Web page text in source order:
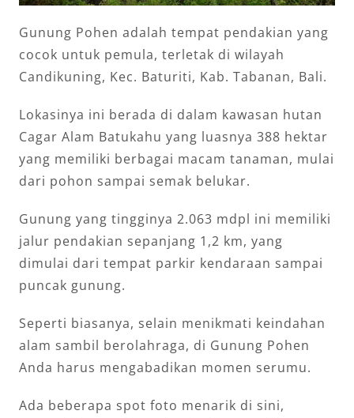
Gunung Pohen adalah tempat pendakian yang
cocok untuk pemula, terletak di wilayah
Candikuning, Kec. Baturiti, Kab. Tabanan, Bali.
Lokasinya ini berada di dalam kawasan hutan
Cagar Alam Batukahu yang luasnya 388 hektar
yang memiliki berbagai macam tanaman, mulai
dari pohon sampai semak belukar.
Gunung yang tingginya 2.063 mdpl ini memiliki
jalur pendakian sepanjang 1,2 km, yang
dimulai dari tempat parkir kendaraan sampai
puncak gunung.
Seperti biasanya, selain menikmati keindahan
alam sambil berolahraga, di Gunung Pohen
Anda harus mengabadikan momen serumu.
Ada beberapa spot foto menarik di sini,